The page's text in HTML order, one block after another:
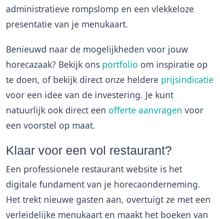
administratieve rompslomp en een vlekkeloze
presentatie van je menukaart.
Benieuwd naar de mogelijkheden voor jouw
horecazaak? Bekijk ons portfolio om inspiratie op
te doen, of bekijk direct onze heldere prijsindicatie
voor een idee van de investering. Je kunt
natuurlijk ook direct een offerte aanvragen voor
een voorstel op maat.
Klaar voor een vol restaurant?
Een professionele restaurant website is het
digitale fundament van je horecaonderneming.
Het trekt nieuwe gasten aan, overtuigt ze met een
verleidelijke menukaart en maakt het boeken van